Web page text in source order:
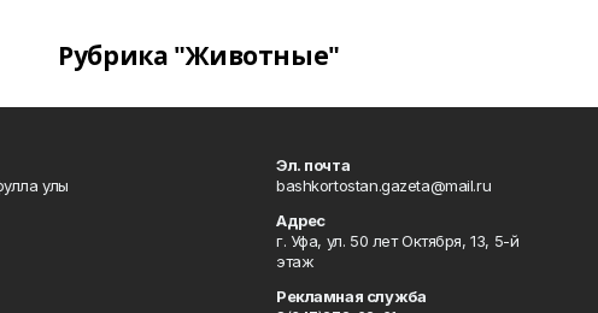
Рубрика "Животные"
улы
Эл. почта
bashkortostan.gazeta@mail.ru
Адрес
г. Уфа, ул. 50 лет Октября, 13, 5-й
этаж
Рекламная служба